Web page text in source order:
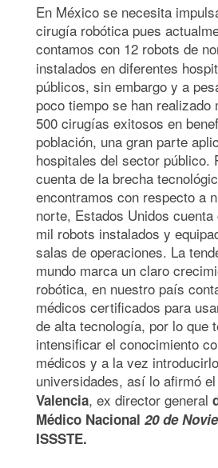
En México se necesita
cirugía robótica pues
contamos con 12 robots de
instalados en diferentes
públicos, sin embargo y a
poco tiempo se han realizado
500 cirugías exitosos en
población, una gran parte
hospitales del sector público.
cuenta de la brecha
encontramos con respecto a
norte, Estados Unidos
mil robots instalados y
salas de operaciones. La
mundo marca un claro
robótica, en nuestro país
médicos certificados para
de alta tecnología, por lo que
intensificar el conocimiento
médicos y a la vez
universidades, así lo afirmó el
Valencia, ex director general
Médico Nacional 20 de
ISSSTE.